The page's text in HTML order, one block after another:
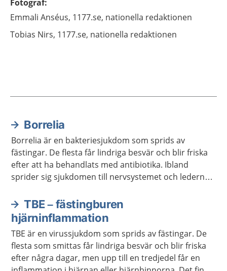
Fotograf:
Emmali Anséus, 1177.se, nationella redaktionen
Tobias Nirs, 1177.se, nationella redaktionen
Aktuella artiklar
Borrelia
Borrelia är en bakteriesjukdom som sprids av
fästingar. De flesta får lindriga besvär och blir friska
efter att ha behandlats med antibiotika. Ibland
sprider sig sjukdomen till nervsystemet och lederna,
TBE – fästingburen
hjärninflammation
TBE är en virussjukdom som sprids av fästingar. De
flesta som smittas får lindriga besvär och blir friska
efter några dagar, men upp till en tredjedel får en